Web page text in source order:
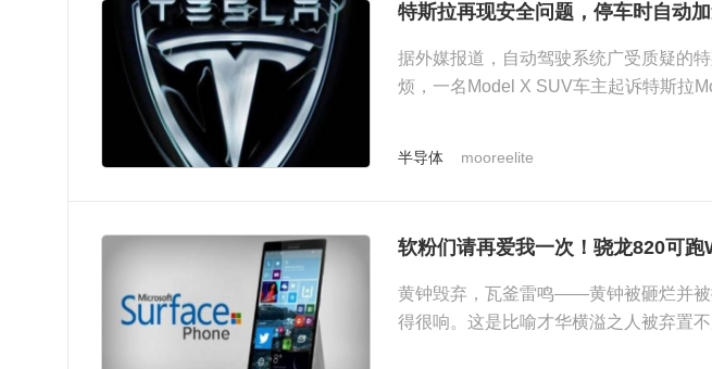
特斯拉再现安全问题，停车时自动
据外媒报道，自动驾驶系统广受质疑的
烦，一名Model X SUV车主起诉特斯拉
半导体 mooreelite
软粉们请再爱我一次！骁龙820可跑
黄钟毁弃，瓦釜雷鸣——黄钟被砸烂并被
得很响。这是比喻才华横溢之人被弃置